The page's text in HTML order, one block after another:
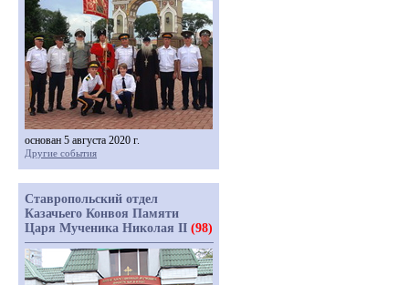
основан 5 августа 2020 г.
Другие события
Ставропольский отдел
Казачьего Конвоя Памяти
Царя Мученика Николая II (98)